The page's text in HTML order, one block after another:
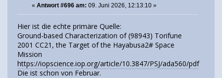
« Antwort #696 am: 09. Juni 2026, 12:13:10 »
Hier ist die echte primäre Quelle:
Ground-based Characterization of (98943) Torifune
2001 CC21, the Target of the Hayabusa2# Space
Mission
https://iopscience.iop.org/article/10.3847/PSJ/ada560/pdf
Die ist schon von Februar.